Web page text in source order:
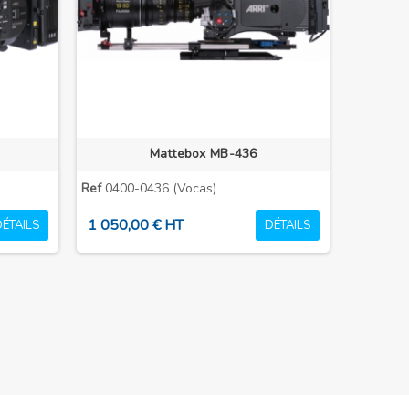
Mattebox MB-436
Ref0400-0436 (Vocas)
1 050,00 € HT DÉTAILS